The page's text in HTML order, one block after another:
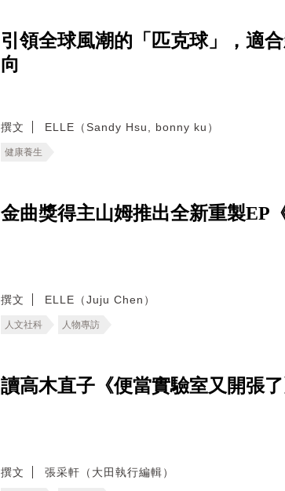
引領全球風潮的「匹克球」，適
向
撰文 ELLE（Sandy Hsu, bonny ku）
健康養生
金曲獎得主山姆推出全新重製EP
撰文 ELLE（Juju Chen）
人文社科 人物專訪
讀高木直子《便當實驗室又開張
撰文 張采軒（大田執行編輯）